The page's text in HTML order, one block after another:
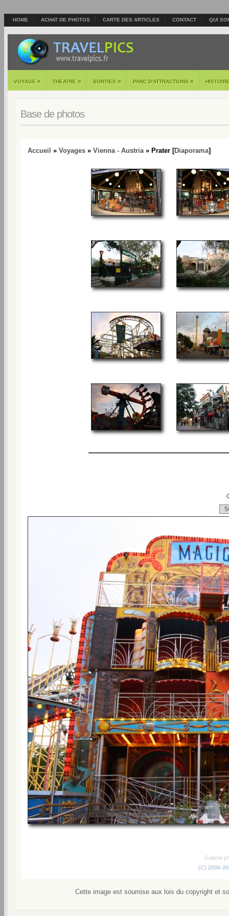
HOME ACHAT DE PHOTOS CARTE DES ARTICLES CONTACT QUI
VOYAGE » THEATRE » SORTIES » PARC D'ATTRACTIONS »
Base de photos
Accueil » Voyages » Vienna - Austria» Prater [Diaporama]
Galerie
(C) 2006-
Cette image est soumise aux lois du copyright et